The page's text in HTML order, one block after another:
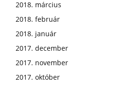
2018. március
2018. február
2018. január
2017. december
2017. november
2017. október